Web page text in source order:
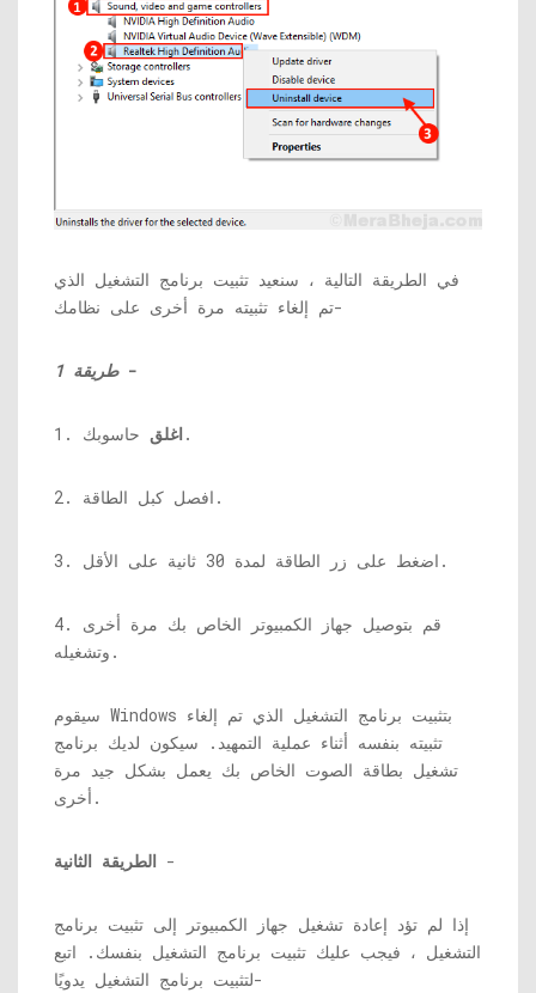
في الطريقة التالية ، سنعيد تثبيت برنامج التشغيل الذي
تم إلغاء تثبيته مرة أخرى على نظامك-
طريقة 1-
1. اغلق حاسوبك.
2. افصل كبل الطاقة.
3. اضغط على زر الطاقة لمدة 30 ثانية على الأقل.
4. قم بتوصيل جهاز الكمبيوتر الخاص بك مرة أخرى
وتشغيله.
سيقوم Windows بتثبيت برنامج التشغيل الذي تم إلغاء
تثبيته بنفسه أثناء عملية التمهيد. سيكون لديك برنامج
تشغيل بطاقة الصوت الخاص بك يعمل بشكل جيد مرة
أخرى.
الطريقة الثانية -
إذا لم تؤد إعادة تشغيل جهاز الكمبيوتر إلى تثبيت برنامج
التشغيل ، فيجب عليك تثبيت برنامج التشغيل بنفسك. اتبع
لتثبيت برنامج التشغيل يدويًا-